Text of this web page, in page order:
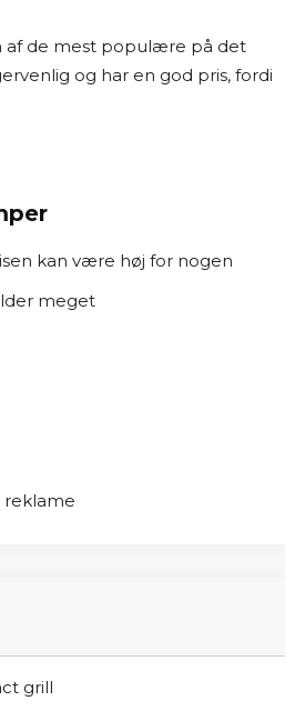
af de mest populære på det
og har en god pris, fordi
kan være høj for nogen
meget
reklame